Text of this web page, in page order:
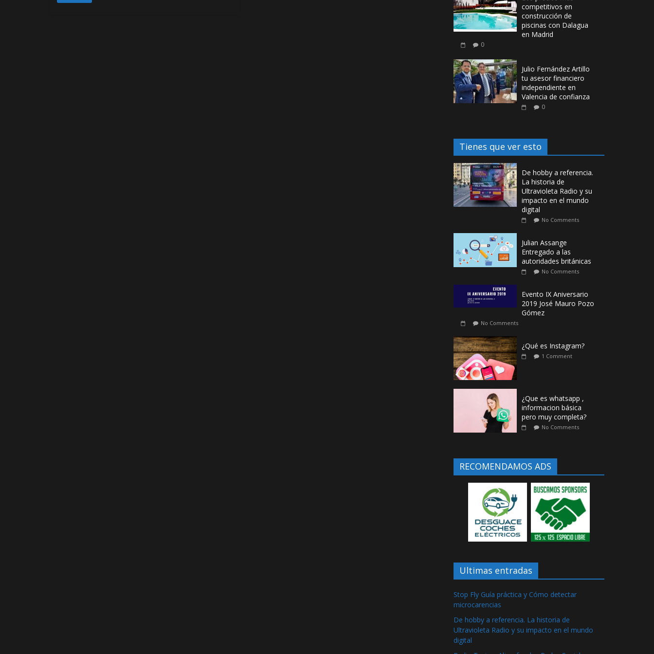
competitivos en
construcción de
piscinas con Dalagua
en Madrid
0
Julio Fernández Artillo
tu asesor financiero
independiente en
Valencia de confianza
0
Tienes que ver esto
De hobby a referencia.
La historia de
Ultravioleta Radio y su
impacto en el mundo
digital
No Comments
Julian Assange
Entregado a las
autoridades británicas
No Comments
Evento IX Aniversario
2019 José Mauro Pozo
Gómez
No Comments
¿Qué es Instagram?
1 Comment
¿Que es whatsapp ,
informacion básica
pero muy completa?
No Comments
RECOMENDAMOS ADS
Ultimas entradas
Stop Fly Guía práctica y Cómo detectar
microcarencias
De hobby a referencia. La historia de
Ultravioleta Radio y su impacto en el mundo
digital